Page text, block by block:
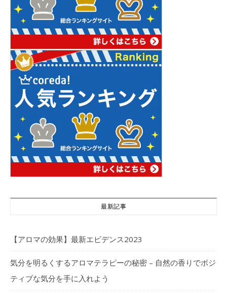
最新記事
【アロマの効果】最新エビデンス2023
気分を明るくするアロマテラピーの秘密 – 自然の香りでポジ
ティブな気分を手に入れよう